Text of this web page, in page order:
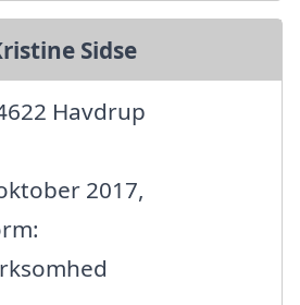
Sidse
Havdrup
2017,